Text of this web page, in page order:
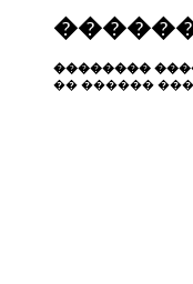
��������
�� ������